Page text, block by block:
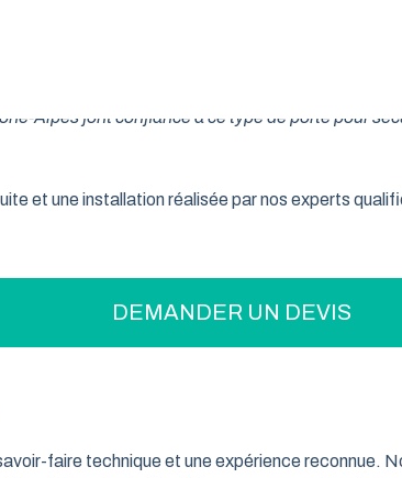
Alpes font confiance à ce type de porte pour
et une installation réalisée par nos experts
DEMANDER UN DEVIS
faire technique et une expérience reconnue.